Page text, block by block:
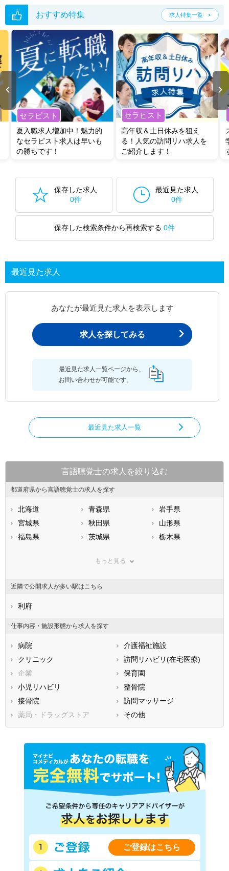
おすすめ特集 求人特集一覧
セラピスト
夏入職求人増加中！魅力的
なセラピスト求人は早いも
の勝ちです！
セラピスト
高年収＆土日休みを狙え
る！人気の訪問リハ求人を
ご紹介します！
保存した求人
0件
最近見た求人
0件
保存した検索条件から再検索する 0件
最近見た求人
あなたが最近見た求人を表示します
求人を探してみる
最近見た求人一覧ページから、
お問い合わせが可能です。
最近見た求人一覧
言語聴覚士の求人を絞り込む
都道府県から言語聴覚士の求人を探す
北海道 青森県
岩手県
宮城県
秋田県
山形県
福島県
茨城県
栃木県
神奈川県
石川県
福井県
静岡県
鳥取県
岡山県
広島県
徳島県
香川県
福岡県
熊本県
宮崎県
鹿児島県
もっと見る
近隣で公開求人が多い駅はこちら
利府
仕事内容・施設形態から求人を探す
病院
介護福祉施設
クリニック
訪問リハビリ(在宅医療)
企業
保育園
小児リハビリ
整骨院
接骨院
訪問マッサージ
薬局・ドラッグストア
その他
ご登録はこちら